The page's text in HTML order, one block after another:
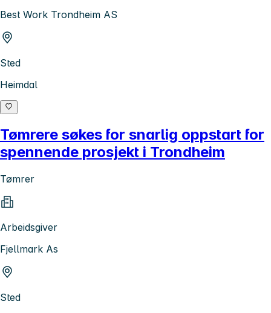
Best Work Trondheim AS
Sted
Heimdal
Tømrere søkes for snarlig oppstart for
spennende prosjekt i Trondheim
Tømrer
Arbeidsgiver
Fjellmark As
Sted